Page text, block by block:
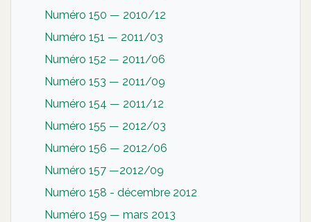
Numéro 150 — 2010/12
Numéro 151 — 2011/03
Numéro 152 — 2011/06
Numéro 153 — 2011/09
Numéro 154 — 2011/12
Numéro 155 — 2012/03
Numéro 156 — 2012/06
Numéro 157 —2012/09
Numéro 158 - décembre 2012
Numéro 159 — mars 2013